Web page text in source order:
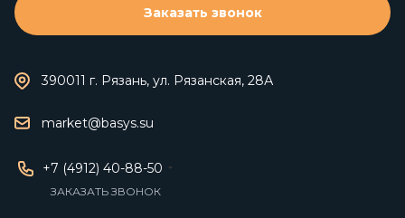
390011 г. Рязань, ул. Рязанская, 28А
market@basys.su
+7 (4912) 40-88-50
ЗАКАЗАТЬ ЗВОНОК
Заказать звонок